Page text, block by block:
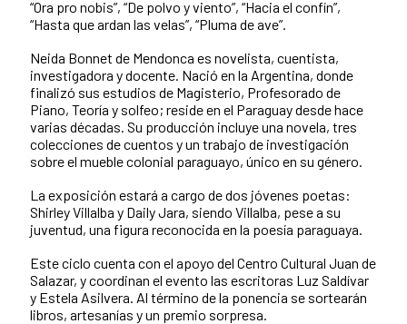
“Ora pro nobis”, “De polvo y viento”, “Hacia el confín”,
“Hasta que ardan las velas”, “Pluma de ave”.
Neida Bonnet de Mendonca es novelista, cuentista,
investigadora y docente. Nació en la Argentina, donde
finalizó sus estudios de Magisterio, Profesorado de
Piano, Teoría y solfeo; reside en el Paraguay desde hace
varias décadas. Su producción incluye una novela, tres
colecciones de cuentos y un trabajo de investigación
sobre el mueble colonial paraguayo, único en su género.
La exposición estará a cargo de dos jóvenes poetas:
Shirley Villalba y Daily Jara, siendo Villalba, pese a su
juventud, una figura reconocida en la poesía paraguaya.
Este ciclo cuenta con el apoyo del Centro Cultural Juan de
Salazar, y coordinan el evento las escritoras Luz Saldívar
y Estela Asilvera. Al término de la ponencia se sortearán
libros, artesanías y un premio sorpresa.